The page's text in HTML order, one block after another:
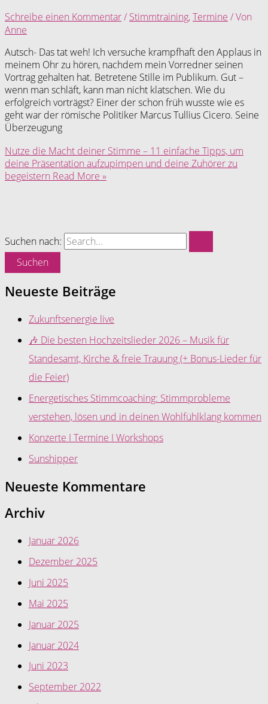
Schreibe einen Kommentar/ Stimmtraining,Termine / Von
Anne
Autsch- Das tat weh! Ich versuche krampfhaft den Applaus in
meinem Ohr zu hören, nachdem mein Vorredner seinen
Vortrag gehalten hat. Betretene Stille im Publikum. Gut –
wenn man schläft, kann man nicht klatschen. Wie du
erfolgreich vorträgst? Einer der schon früh wusste wie es
geht war der römische Politiker Marcus Tullius Cicero. Seine
Überzeugung
Nutze die Macht deiner Stimme – 11 einfache Tipps, um
deine Präsentation aufzupimpen und deine Zuhörer zu
begeistern Read More »
Suchen nach:
Neueste Beiträge
Zukunftsenergie live
🎶 Die besten Hochzeitslieder 2026 – Musik für
Standesamt, Kirche & freie Trauung (+ Bonus-Lieder für
die Feier)
Energetisches Stimmcoaching: Stimmprobleme
verstehen, lösen und in deinen Wohlfühlklang kommen
Konzerte I Termine I Workshops
Sunshipper
Neueste Kommentare
Archiv
Januar 2026
Dezember 2025
Juni 2025
Mai 2025
Januar 2025
Januar 2024
Juni 2023
September 2022